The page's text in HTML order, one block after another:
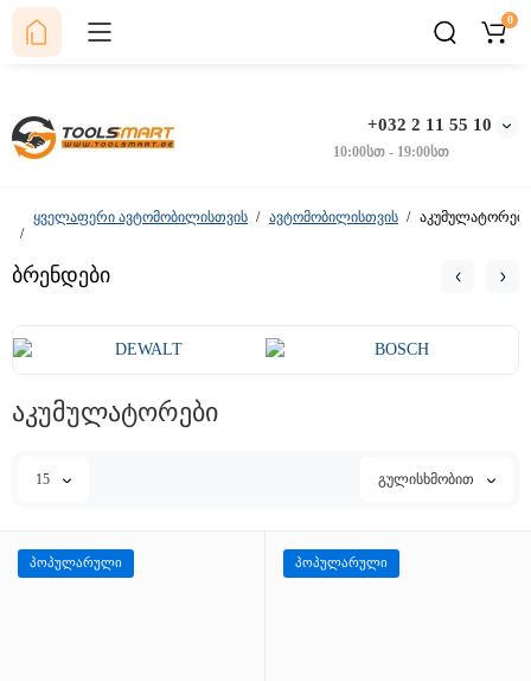
+032 2 11 55 10
10:00სთ - 19:00სთ
0
ყველაფერი ავტომობილისთვის ავტომობილისთვის აკუმულატორები
ბრენდები
აკუმულატორები
15 გულისხმობით
პოპულარული პოპულარული